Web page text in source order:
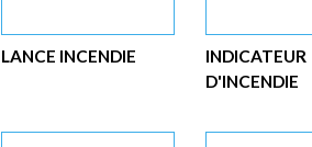
LANCE INCENDIE
INDICATEUR
D'INCENDIE